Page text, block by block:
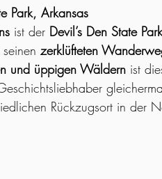
Park, Arkansas
ist der Devil’s Den State Park
seinen zerklüfteten
und üppigen Wäldern ist
Rückzugsort in der